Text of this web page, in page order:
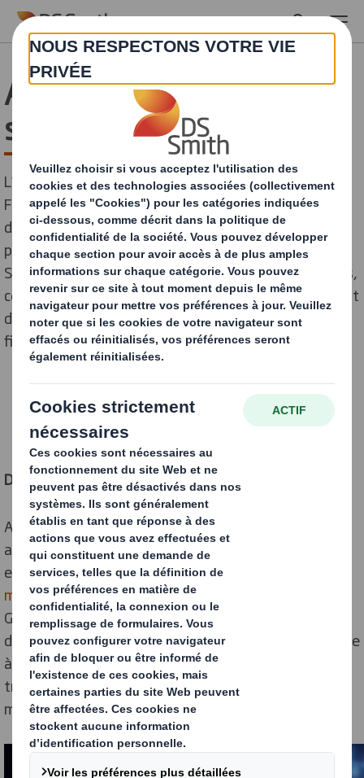
Skip to main content
Artificielle non
superficielle
L’intelligence artificielle a beaucoup fait parler d’elle en
France en 2018. Objet d’une stratégie nationale, sujet
de multiples travaux d’experts, elle a été dotée d’un
plan de financement d’1,5 milliards d’euros d’ici à 2022.
Séduisantes pour les uns, inquiétantes pour les autres,
ces technologies imprègnent notre quotidien et offrent
des possibilités infinies… Quand la réalité rattrape la
fiction.
Dis Siri, c’est quoi l’IA ?
Apparue dans les années 50*, la notion d’intelligence
artificielle s’applique aux programmes qui peuvent
effectuer des tâches humaines. Depuis
machine Deep Bluesur le champion du monde d’échecs
Gary Kasparov, l’IA et le machine learning** se sont
développés dans denombreux domaines
: de la défense
à la finance en passant par l’environnement, les
transports ou le commerce, les applications se
multiplient. Au point de sonner le glas de l’humanité ?